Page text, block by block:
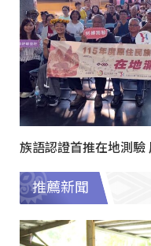
族語認證首推在地測驗
推薦新聞